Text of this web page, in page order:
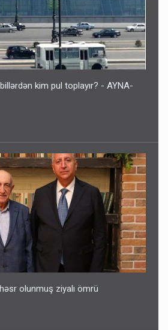
kim pul toplayır? - AYNA-
olunmuş ziyalı ömrü